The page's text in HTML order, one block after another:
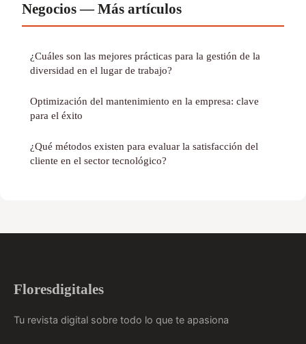
Negocios — Más artículos
¿Cuáles son las mejores prácticas para la gestión de la
diversidad en el lugar de trabajo?
Optimización del mantenimiento en la empresa: clave
para el éxito
¿Qué métodos existen para evaluar la satisfacción del
cliente en el sector tecnológico?
Floresdigitales
Tu revista digital sobre todo lo que te apasiona